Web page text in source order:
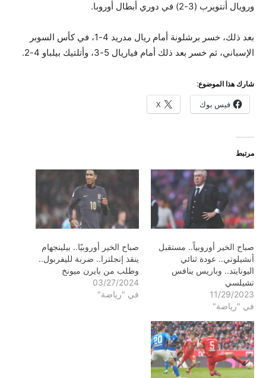
ورويال أنتويرب (3-2) في دوري أبطال أوروبا.
بعد ذلك، خسر برشلونة أمام ريال مدريد 4-1، في كأس السوبر
الإسباني، ثم خسر بعد ذلك أمام فياريال 5-3، وأتلتيك بيلباو 4-2.
شارك هذا الموضوع:
فيس بوك X
مرتبط
صباح الخير أوروبياً.. مستقبل
أنشيلوتي.. عودة ثنائي
اليونايتد.. وباريس ينافس
تشيلسي
11/29/2023
في "رياضة"
صباح الخير أوروبيًا.. بيلينجهام
ينقذ إنجلترا.. ضربة لليفربول..
وطلب من بايرن ميونخ
03/27/2024
في "رياضة"